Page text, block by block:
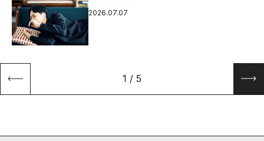
2026.07.07
1 / 5